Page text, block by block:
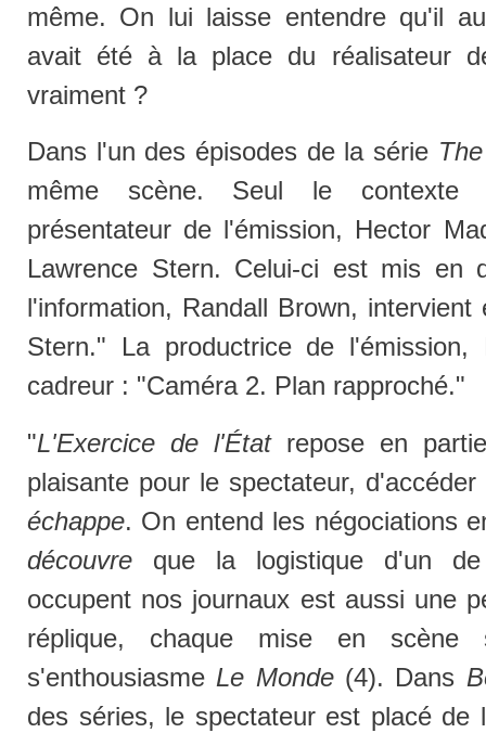
même. On lui laisse entendre qu'il
avait été à la place du réalisateur
vraiment ?
Dans l'un des épisodes de la série
même scène. Seul le contexte
présentateur de l'émission, Hector
Lawrence Stern. Celui-ci est mis en
l'information, Randall Brown,
Stern." La productrice de l'émission,
cadreur : "Caméra 2. Plan rapproché."
"L'Exercice de l'Étatrepose en
plaisante pour le spectateur, d'accéder
échappe. On entend les négociations
découvre que la logistique d'un de
occupent nos journaux est aussi une
réplique, chaque mise en scène
s'enthousiasme Le Monde(4). Dans
des séries, le spectateur est placé de